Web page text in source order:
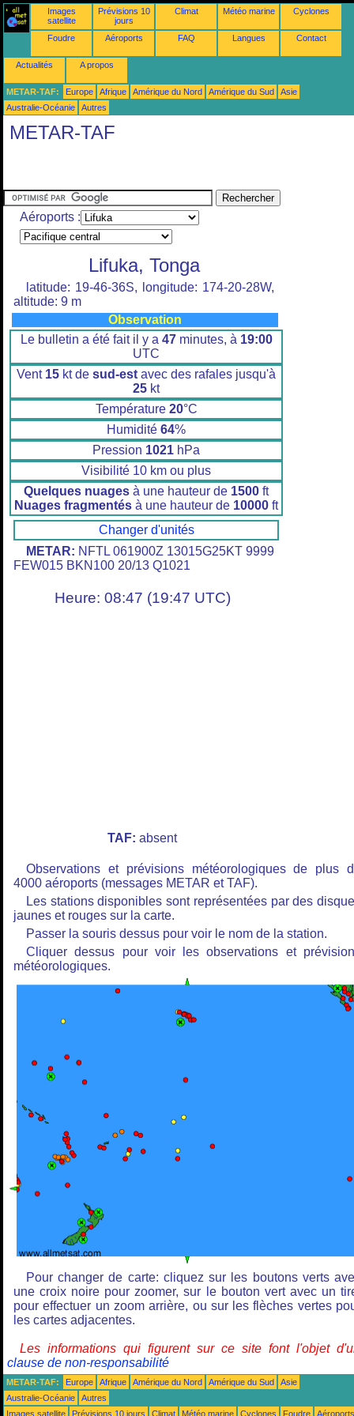
Images
satellite
Prévisions 10
jours
Climat Météo marine Cyclones
Foudre Aéroports FAQ Langues Contact
Actualités A propos
METAR-TAF: Europe Afrique Amérique du Nord Amérique du Sud
Asie
Australie-Océanie
Autres
METAR-TAF
Aéroports :
Lifuka, Tonga
latitude: 19-46-36S, longitude: 174-20-28W,
altitude: 9 m
Observation
Le bulletin a été fait il y a 47minutes, à 19:00
UTC
Vent 15 kt de sud-est avec des rafales jusqu'à
25 kt
Température 20°C
Humidité 64%
Pression 1021 hPa
Visibilité 10 km ou plus
Quelques nuages à une hauteur de 1500 ft
Nuages fragmentés à une hauteur de 10000 ft
Changer d'unités
METAR: NFTL 061900Z 13015G25KT 9999
FEW015 BKN100 20/13 Q1021
Heure: 08:47 (19:47 UTC)
TAF: absent
Observations et prévisions météorologiques de plus
4000 aéroports (messages METAR et TAF).
Les stations disponibles sont représentées par des
jaunes et rouges sur la carte.
Passer la souris dessus pour voir le nom de la station.
Cliquer dessus pour voir les observations et
météorologiques.
Pour changer de carte: cliquez sur les boutons verts
une croix noire pour zoomer, sur le bouton vert avec un
pour effectuer un zoom arrière, ou sur les flèches vertes
les cartes adjacentes.
Les informations qui figurent sur ce site font l'objet
clause de non-responsabilité
METAR-TAF: Europe Afrique Amérique du Nord Amérique du Sud
Asie
Australie-Océanie
Autres
Images satellite
Prévisions 10 jours Climat Météo marine Cyclones Foudre Aéroports